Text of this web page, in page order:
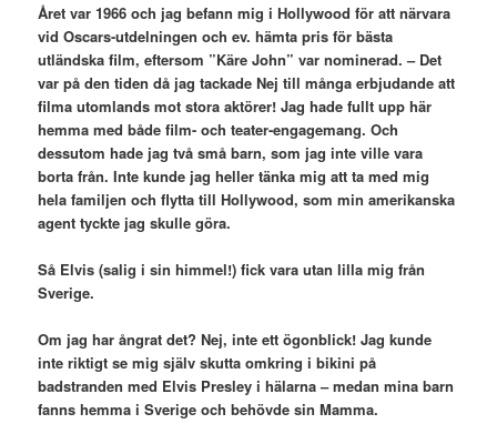
Året var 1966 och jag befann mig i Hollywood för att närvara
vid Oscars-utdelningen och ev. hämta pris för bästa
utländska film, eftersom ”Käre John” var nominerad. – Det
var på den tiden då jag tackade Nej till många erbjudande att
filma utomlands mot stora aktörer! Jag hade fullt upp här
hemma med både film- och teater-engagemang. Och
dessutom hade jag två små barn, som jag inte ville vara
borta från. Inte kunde jag heller tänka mig att ta med mig
hela familjen och flytta till Hollywood, som min amerikanska
agent tyckte jag skulle göra.
Så Elvis (salig i sin himmel!) fick vara utan lilla mig från
Sverige.
Om jag har ångrat det? Nej, inte ett ögonblick! Jag kunde
inte riktigt se mig själv skutta omkring i bikini på
badstranden med Elvis Presley i hälarna – medan mina barn
fanns hemma i Sverige och behövde sin Mamma.